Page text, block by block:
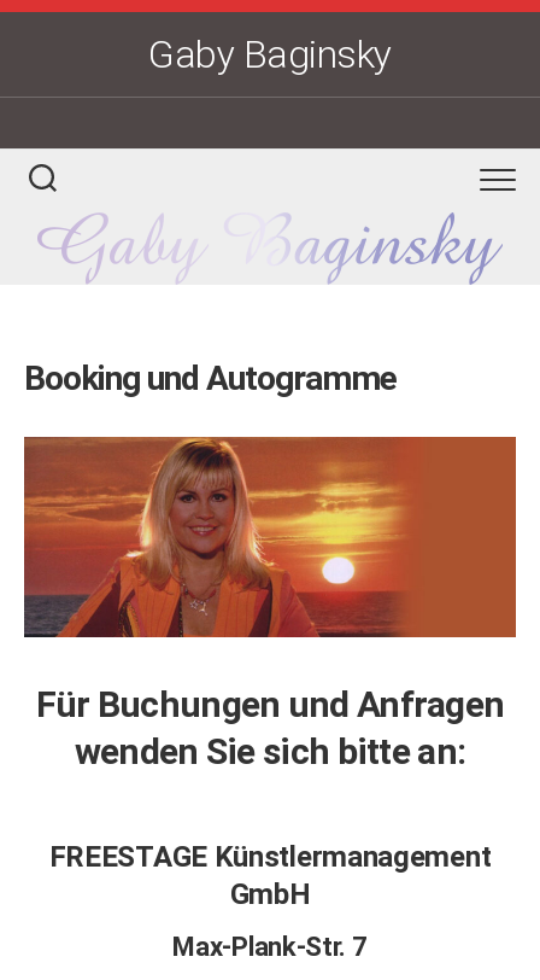
Skip
Gaby Baginsky
Booking und Autogramme
Für Buchungen und Anfragen
wenden Sie sich bitte an:
FREESTAGE Künstlermanagement
GmbH
Max-Plank-Str. 7